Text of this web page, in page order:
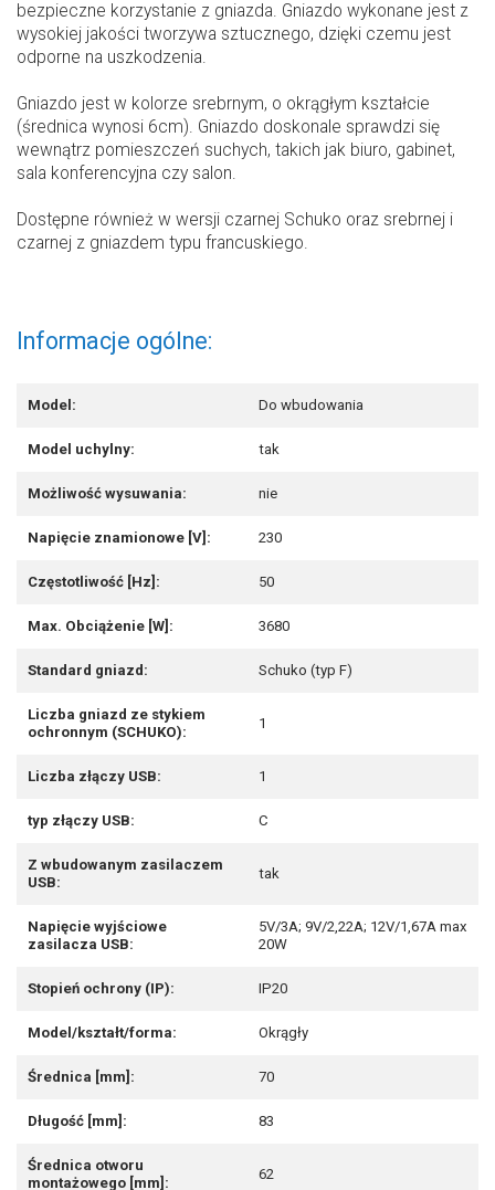
bezpieczne korzystanie z gniazda. Gniazdo wykonane jest z
wysokiej jakości tworzywa sztucznego, dzięki czemu jest
odporne na uszkodzenia.
Gniazdo jest w kolorze srebrnym, o okrągłym kształcie
(średnica wynosi 6cm). Gniazdo doskonale sprawdzi się
wewnątrz pomieszczeń suchych, takich jak biuro, gabinet,
sala konferencyjna czy salon.
Dostępne również w wersji czarnej Schuko oraz srebrnej i
czarnej z gniazdem typu francuskiego.
Informacje ogólne:
Model: Do wbudowania
Model uchylny: tak
Możliwość wysuwania: nie
Napięcie znamionowe [V]: 230
Częstotliwość [Hz]: 50
Max. Obciążenie [W]: 3680
Standard gniazd: Schuko (typ F)
Liczba gniazd ze stykiem
ochronnym (SCHUKO):
1
Liczba złączy USB: 1
typ złączy USB: C
Z wbudowanym zasilaczem
USB:
tak
Napięcie wyjściowe
zasilacza USB:
5V/3A; 9V/2,22A; 12V/1,67A max
20W
Stopień ochrony (IP): IP20
Model/kształt/forma: Okrągły
Średnica [mm]: 70
Długość [mm]: 83
Średnica otworu
montażowego [mm]:
62